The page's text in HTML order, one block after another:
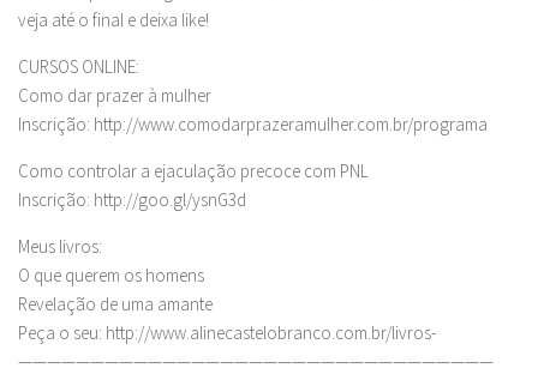
veja até o final e deixa like!
CURSOS ONLINE:
Como dar prazer à mulher
Inscrição: http://www.comodarprazeramulher.com.br/programa
Como controlar a ejaculação precoce com PNL
Inscrição: http://goo.gl/ysnG3d
Meus livros:
O que querem os homens
Revelação de uma amante
Peça o seu: http://www.alinecastelobranco.com.br/livros-
—————————————————————————————————